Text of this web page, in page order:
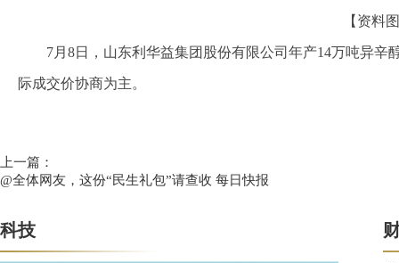
【资料
7月8日，山东利华益集团股份有限公司年产14万吨异辛
际成交价协商为主。
上一篇：
@全体网友，这份“民生礼包”请查收 每日快报
科技